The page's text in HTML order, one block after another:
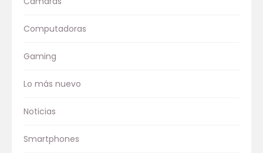
Computadoras
Gaming
Lo más nuevo
Noticias
Smartphones